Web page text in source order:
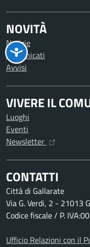
NOVITÀ
Notizie
Comunicati
Avvisi
VIVERE IL
Luoghi
Eventi
Newsletter
CONTATTI
Città di Gallarate
Via G. Verdi, 2 - 21013
Codice fiscale / P.
Ufficio Relazioni con il